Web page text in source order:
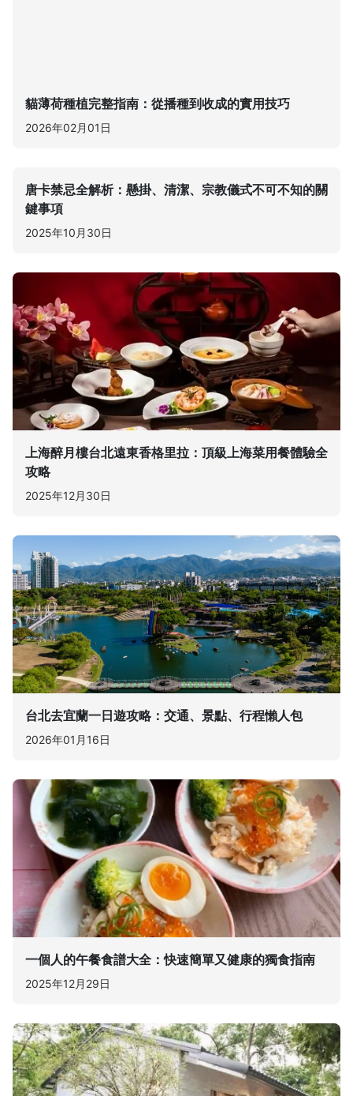
貓薄荷種植完整指南：從播種到收成的實用技巧
2026年02月01日
唐卡禁忌全解析：懸掛、清潔、宗教儀式不可不知的關
鍵事項
2025年10月30日
上海醉月樓台北遠東香格里拉：頂級上海菜用餐體驗全
攻略
2025年12月30日
台北去宜蘭一日遊攻略：交通、景點、行程懶人包
2026年01月16日
一個人的午餐食譜大全：快速簡單又健康的獨食指南
2025年12月29日